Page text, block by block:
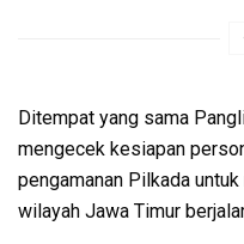
Ditempat yang sama
mengecek kesiapan
pengamanan Pilkada
wilayah Jawa Timur